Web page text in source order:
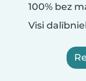
100% bez
Visi